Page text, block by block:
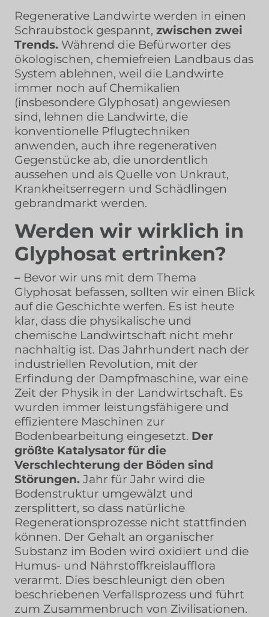
Regenerative Landwirte werden in einen
Schraubstock gespannt, zwischen zwei
Trends. Während die Befürworter des
ökologischen, chemiefreien Landbaus das
System ablehnen, weil die Landwirte
immer noch auf Chemikalien
(insbesondere Glyphosat) angewiesen
sind, lehnen die Landwirte, die
konventionelle Pflugtechniken
anwenden, auch ihre regenerativen
Gegenstücke ab, die unordentlich
aussehen und als Quelle von Unkraut,
Krankheitserregern und Schädlingen
gebrandmarkt werden.
Werden wir wirklich in
Glyphosat ertrinken?
– Bevor wir uns mit dem Thema
Glyphosat befassen, sollten wir einen Blick
auf die Geschichte werfen. Es ist heute
klar, dass die physikalische und
chemische Landwirtschaft nicht mehr
nachhaltig ist. Das Jahrhundert nach der
industriellen Revolution, mit der
Erfindung der Dampfmaschine, war eine
Zeit der Physik in der Landwirtschaft. Es
wurden immer leistungsfähigere und
effizientere Maschinen zur
Bodenbearbeitung eingesetzt. Der
größte Katalysator für die
Verschlechterung der Böden sind
Störungen. Jahr für Jahr wird die
Bodenstruktur umgewälzt und
zersplittert, so dass natürliche
Regenerationsprozesse nicht stattfinden
können. Der Gehalt an organischer
Substanz im Boden wird oxidiert und die
Humus- und Nährstoffkreislaufflora
verarmt. Dies beschleunigt den oben
beschriebenen Verfallsprozess und führt
zum Zusammenbruch von Zivilisationen.